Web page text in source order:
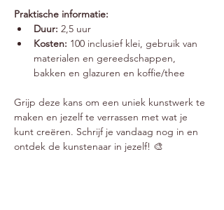
Praktische informatie:
Duur: 2,5 uur
Kosten: 100 inclusief klei, gebruik van
materialen en gereedschappen,
bakken en glazuren en koffie/thee
Grijp deze kans om een uniek kunstwerk te
maken en jezelf te verrassen met wat je
kunt creëren. Schrijf je vandaag nog in en
ontdek de kunstenaar in jezelf! 🎨